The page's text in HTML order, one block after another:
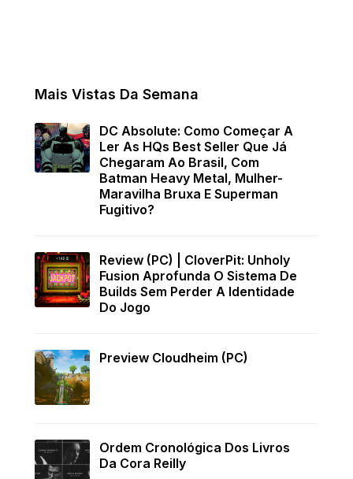
Mais Vistas Da Semana
DC Absolute: Como Começar A
Ler As HQs Best Seller Que Já
Chegaram Ao Brasil, Com
Batman Heavy Metal, Mulher-
Maravilha Bruxa E Superman
Fugitivo?
Review (PC) | CloverPit: Unholy
Fusion Aprofunda O Sistema De
Builds Sem Perder A Identidade
Do Jogo
Preview Cloudheim (PC)
Ordem Cronológica Dos Livros
Da Cora Reilly